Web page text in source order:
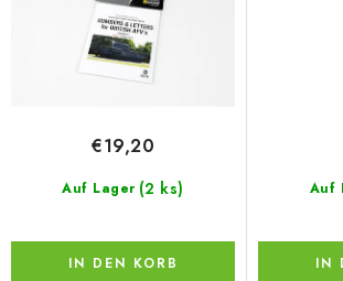
Auf Lager (2 ks)
€19,20
IN DEN KORB
Auf
IN